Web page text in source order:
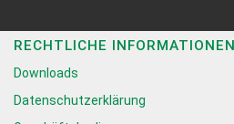
RECHTLICHE INFORMATIONEN
Downloads
Datenschutzerklärung